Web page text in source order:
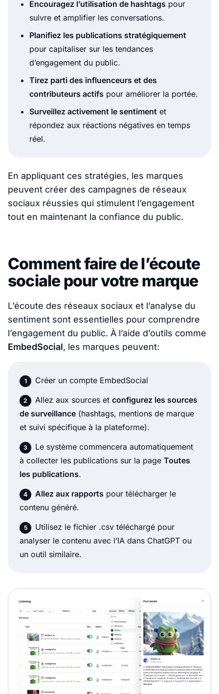
Encouragez l’utilisation de hashtags pour
suivre et amplifier les conversations.
Planifiez les publications stratégiquement
pour capitaliser sur les tendances
d’engagement du public.
Tirez parti des influenceurs et des
contributeurs actifs pour améliorer la portée.
Surveillez activement le sentiment et
répondez aux réactions négatives en temps
réel.
En appliquant ces stratégies, les marques
peuvent créer des campagnes de réseaux
sociaux réussies qui stimulent l’engagement
tout en maintenant la confiance du public.
Comment faire de l’écoute
sociale pour votre marque
L’écoute des réseaux sociaux et l’analyse du
sentiment sont essentielles pour comprendre
l’engagement du public. À l’aide d’outils comme
EmbedSocial, les marques peuvent:
Créer un compte EmbedSocial
Allez aux sources et configurez les sources
de surveillance (hashtags, mentions de marque
et suivi spécifique à la plateforme).
Le système commencera automatiquement
à collecter les publications sur la page Toutes
les publications.
Allez aux rapports pour télécharger le
contenu généré.
Utilisez le fichier .csv téléchargé pour
analyser le contenu avec l’IA dans ChatGPT ou
un outil similaire.